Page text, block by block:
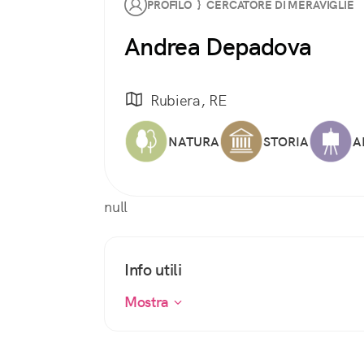
PROFILO } CERCATORE DI MERAVIGLIE
Andrea Depadova
Rubiera, RE
NATURA STORIA
null
Info utili
Mostra